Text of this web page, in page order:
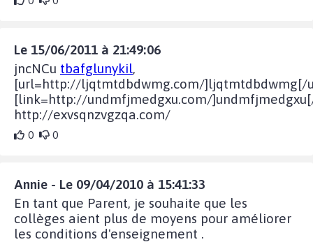
Le 15/06/2011 à 21:49:06
jncNCu tbafglunykil,
[url=http://ljqtmtdbdwmg.com/]ljqtmtdbdwmg[/
[link=http://undmfjmedgxu.com/
http://exvsqnzvgzqa.com/
0 0
Annie - Le 09/04/2010 à 15:41:33
En tant que Parent, je souhaite que les
collèges aient plus de moyens pour améliorer
les conditions d'enseignement .